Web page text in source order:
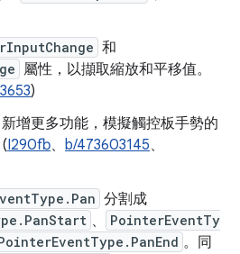
和
屬性，以擷取縮放和平移值。
)
增更多功能，模擬觸控板手勢的
I290fb、 b/473603145、
分割成
、
PointerEventTy
。同